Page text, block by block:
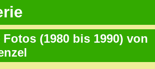
(1980 bis 1990) von